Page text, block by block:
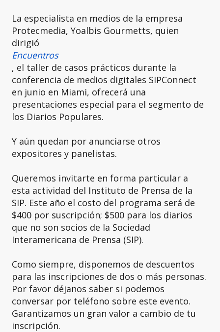
La especialista en medios de la empresa
Protecmedia, Yoalbis Gourmetts, quien
dirigió
Encuentros
, el taller de casos prácticos durante la
conferencia de medios digitales SIPConnect
en junio en Miami, ofrecerá una
presentaciones especial para el segmento de
los Diarios Populares.
Y aún quedan por anunciarse otros
expositores y panelistas.
Queremos invitarte en forma particular a
esta actividad del Instituto de Prensa de la
SIP. Este año el costo del programa será de
$400 por suscripción; $500 para los diarios
que no son socios de la Sociedad
Interamericana de Prensa (SIP).
Como siempre, disponemos de descuentos
para las inscripciones de dos o más personas.
Por favor déjanos saber si podemos
conversar por teléfono sobre este evento.
Garantizamos un gran valor a cambio de tu
inscripción.